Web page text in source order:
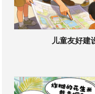
儿童友好建